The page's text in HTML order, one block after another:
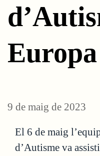
Europa
9 de maig de 2023
El 6 de maig
d’Autisme va